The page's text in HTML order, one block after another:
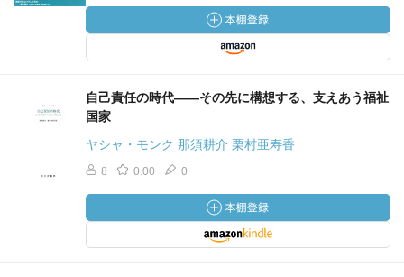
自己責任の時代――その先に構想する、支えあう福祉
国家
ヤシャ・モンク 那須耕介 栗村亜寿香
8 0.00 0